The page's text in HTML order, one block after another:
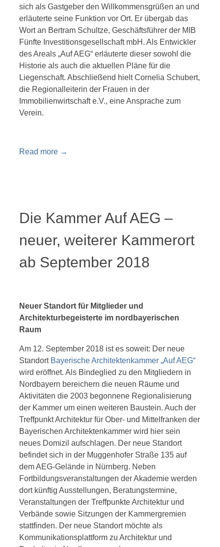
sich als Gastgeber den Willkommensgrüßen an und
erläuterte seine Funktion vor Ort. Er übergab das
Wort an Bertram Schultze, Geschäftsführer der MIB
Fünfte Investitionsgesellschaft mbH. Als Entwickler
des Areals „Auf AEG“ erläuterte dieser sowohl die
Historie als auch die aktuellen Pläne für die
Liegenschaft. Abschließend hielt Cornelia Schubert,
die Regionalleiterin der Frauen in der
Immobilienwirtschaft e.V., eine Ansprache zum
Verein.
Read more →
Die Kammer Auf AEG –
neuer, weiterer Kammerort
ab September 2018
Neuer Standort für Mitglieder und
Architekturbegeisterte im nordbayerischen
Raum
Am 12. September 2018 ist es soweit: Der neue
Standort Bayerische Architektenkammer „Auf AEG“
wird eröffnet. Als Bindeglied zu den Mitgliedern in
Nordbayern bereichern die neuen Räume und
Aktivitäten die 2003 begonnene Regionalisierung
der Kammer um einen weiteren Baustein. Auch der
Treffpunkt Architektur für Ober- und Mittelfranken der
Bayerischen Architektenkammer wird hier sein
neues Domizil aufschlagen. Der neue Standort
befindet sich in der Muggenhofer Straße 135 auf
dem AEG-Gelände in Nürnberg. Neben
Fortbildungsveranstaltungen der Akademie werden
dort künftig Ausstellungen, Beratungstermine,
Veranstaltungen der Treffpunkte Architektur und
Verbände sowie Sitzungen der Kammergremien
stattfinden. Der neue Standort möchte als
Kommunikationsplattform zu Architektur und